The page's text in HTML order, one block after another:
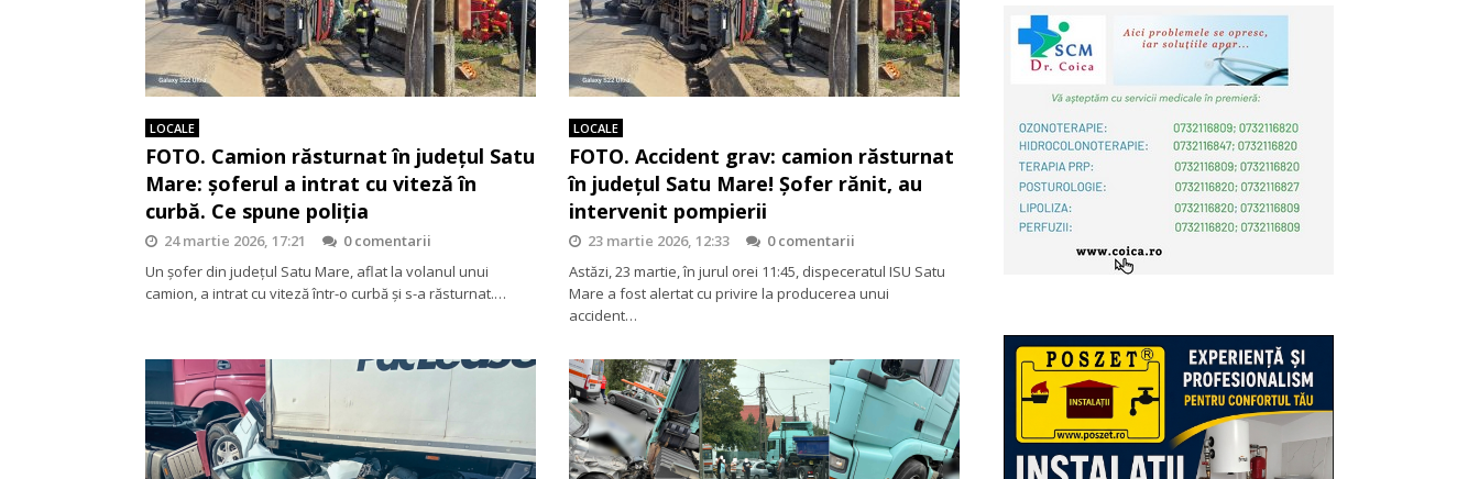
LOCALE
FOTO. Camion răsturnat în județul Satu
Mare: șoferul a intrat cu viteză în
curbă. Ce spune poliția
24 martie 2026, 17:21
0 comentarii
Un șofer din județul Satu Mare, aflat la volanul unui
camion, a intrat cu viteză într-o curbă și s-a răsturnat.…
LOCALE
FOTO. Accident grav: camion răsturnat
în județul Satu Mare! Șofer rănit, au
intervenit pompierii
23 martie 2026, 12:33
0 comentarii
Astăzi, 23 martie, în jurul orei 11:45, dispeceratul ISU Satu
Mare a fost alertat cu privire la producerea unui
accident…